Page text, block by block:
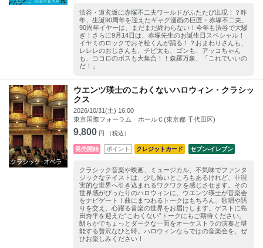
渋谷・道玄坂に赤塚不二夫ワールドがふたたび出現！？昨
年、生誕90周年を迎えたギャグ漫画の巨匠・赤塚不二夫。
90周年イヤーは、まだまだ終わらない！今年も渋谷で大騒
ぎ！さらに9月14日は、赤塚先生のお誕生日スペシャル！
イヤミのロックでおそ松くんが踊る！？おまわりさんも、
レレレのおじさんも、チビ太も、ゴンも、アッコちゃん
も、ココロのボスも大集合！！森羅万象、「これでいいの
だ！」
ウエンツ瑛士のこわくないハロウィン・クラシッ
クス
2026/10/31(土) 16:00
東京国際フォーラム ホールＣ(東京都 千代田区)
9,800 円 （税込）
発売開始 ポイント クレジットカード セブン‐イレブン
クラシック音楽や映画、ミュージカル、不気味でファンタ
ジックなテイストは、少し怖いところもあるけれど、非現
実的な世界へ引き込まれるワクワクを感じさせます。その
世界感がぴったりのハロウィンに、ウエンツ瑛士が音楽会
をナビゲート！曲にまつわるトークはもちろん、歌唱や語
りを交え、心躍る音楽の世界をお届けします。ゲストに島
田秀平を迎えた“こわくない”トークにもご期待ください。
朗らかでちょっとダークな一面をオーケストラの演奏と堪
能する贅沢なひと時。ハロウィンならではの音楽会を、ぜ
ひお楽しみください！